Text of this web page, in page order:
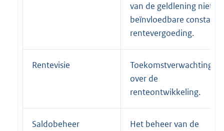
van de geldlening niet
beïnvloedbare constant
rentevergoeding.
Rentevisie
Toekomstverwachting
over de
renteontwikkeling.
Saldobeheer
Het beheer van de